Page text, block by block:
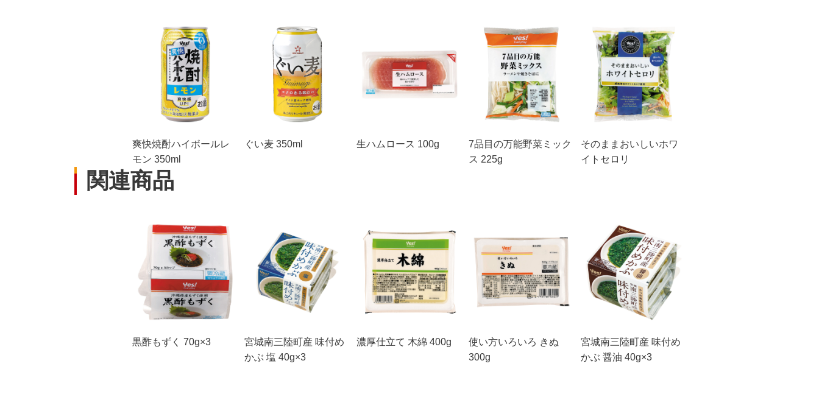
爽快焼酎ハイボールレ
モン 350ml
ぐい麦 350ml 生ハムロース 100g
7品目の万能野菜ミック
ス 225g
そのままおいしいホワ
イトセロリ
関連商品
黒酢もずく 70g×3
宮城南三陸町産 味付め
かぶ 塩 40g×3
濃厚仕立て 木綿 400g
使い方いろいろ きぬ
300g
宮城南三陸町産 味付め
かぶ 醤油 40g×3